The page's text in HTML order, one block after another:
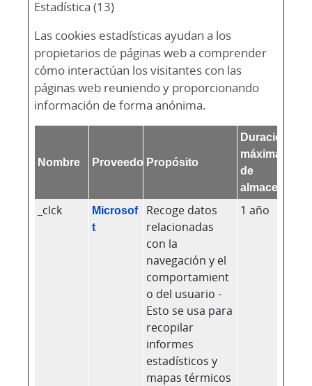
Estadística (13)
Las cookies estadísticas ayudan a los
propietarios de páginas web a comprender
cómo interactúan los visitantes con las
páginas web reuniendo y proporcionando
información de forma anónima.
Nombre ProveedorPropósito
Duración
máxima
de
_clck
Microsof
t
Recoge datos
relacionadas
con la
navegación y el
comportamient
o del usuario -
Esto se usa para
recopilar
informes
estadísticos y
mapas térmicos
1 año